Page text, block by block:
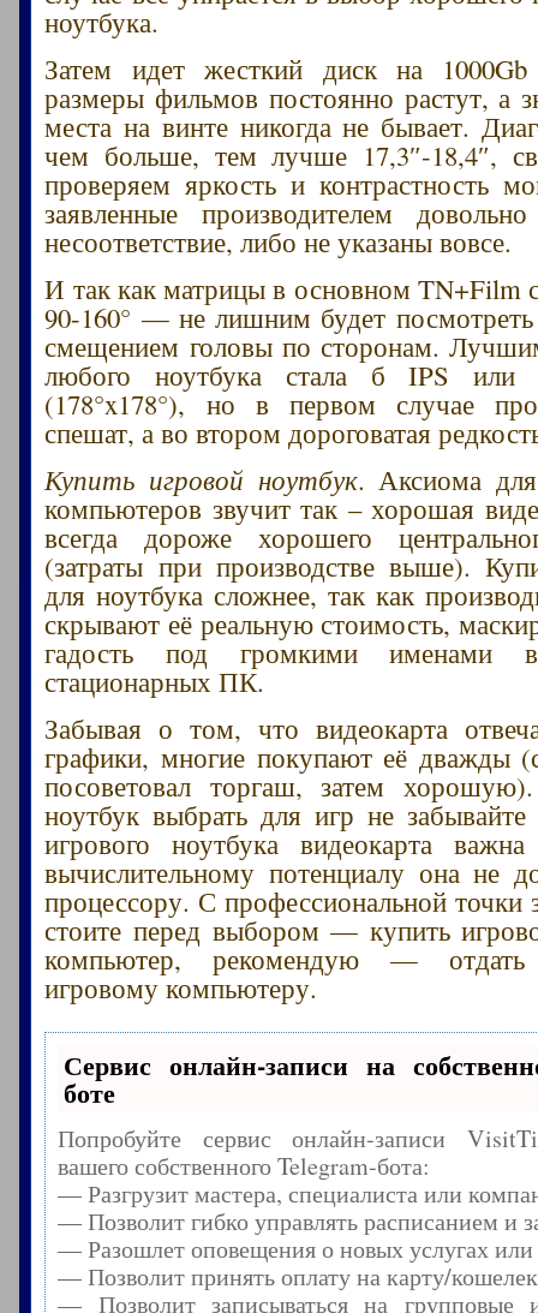
ноутбука.
Затем идет жесткий диск на
размеры фильмов постоянно растут, а
места на винте никогда не бывает.
чем больше, тем лучше 17,3″-18,4″,
проверяем яркость и контрастность
заявленные производителем
несоответствие, либо не указаны вовсе.
И так как матрицы в основном TN+Film
90-160° — не лишним будет
смещением головы по сторонам.
любого ноутбука стала б IPS или
(178°x178°), но в первом случае
спешат, а во втором дороговатая
Купить игровой ноутбук. Аксиома
компьютеров звучит так – хорошая
всегда дороже хорошего
(затраты при производстве выше).
для ноутбука сложнее, так как
скрывают её реальную стоимость,
гадость под громкими именами
стационарных ПК.
Забывая о том, что видеокарта
графики, многие покупают её дважды
посоветовал торгаш, затем
ноутбук выбрать для игр не
игрового ноутбука видеокарта
вычислительному потенциалу она не
процессору. С профессиональной точки
стоите перед выбором — купить
компьютер, рекомендую — отдать
игровому компьютеру.
Сервис онлайн-записи на
боте
Попробуйте сервис онлайн-записи
вашего собственного Telegram-бота:
— Разгрузит мастера, специалиста или
— Позволит гибко управлять расписанием и
— Разошлет оповещения о новых услугах
— Позволит принять оплату на карту/
— Позволит записываться на групповые